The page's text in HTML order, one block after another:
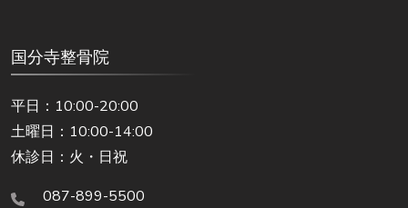
国分寺整骨院
平日：10:00-20:00
土曜日：10:00-14:00
休診日：火・日祝
087-899-5500